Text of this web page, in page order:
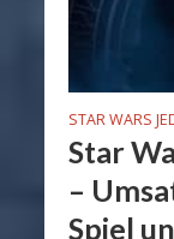
STAR WARS
Star
–
Spiel